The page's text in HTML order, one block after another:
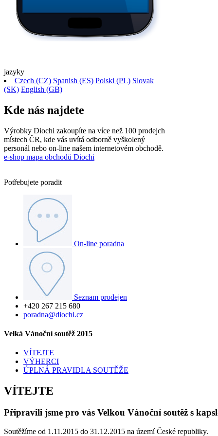
jazyky
Czech (CZ) Spanish (ES) Polski (PL) Slovak
(SK) English (GB)
Kde nás najdete
Výrobky Diochi zakoupíte na více než 100 prodejch
místech ČR, kde vás uvítá odborně vyškolený
personál nebo on-line našem internetovém obchodě.
e-shop mapa obchodů Diochi
Potřebujete poradit
On-line poradna
Seznam prodejen
+420 267 215 680
poradna@diochi.cz
Velká Vánoční soutěž 2015
VÍTEJTE
VÝHERCI
ÚPLNÁ PRAVIDLA SOUTĚŽE
VÍTEJTE
Připravili jsme pro vás Velkou Vánoční soutěž s
Soutěžíme od 1.11.2015 do 31.12.2015 na území České republiky.